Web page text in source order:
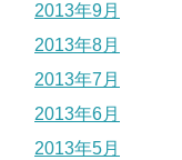
2013年9月
2013年8月
2013年7月
2013年6月
2013年5月